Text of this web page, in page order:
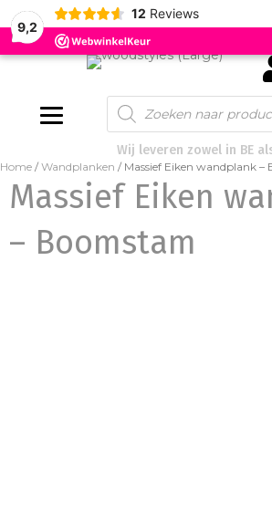
9,2
12 Reviews
Products
search
Wij leveren zowel in BE
Home / Wandplanken / Massief Eiken wandplank –
Massief Eiken
– Boomstam